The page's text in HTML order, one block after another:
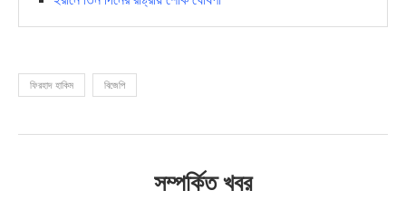
ফিরহাদ হাকিম বিজেপি
সম্পর্কিত খবর